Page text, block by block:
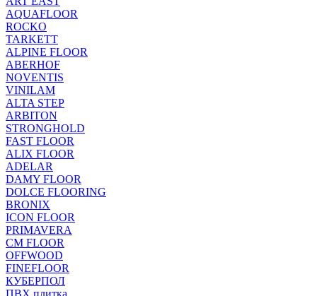
AQUAFLOOR
ROCKO
TARKETT
ALPINE FLOOR
ABERHOF
NOVENTIS
VINILAM
ALTA STEP
ARBITON
STRONGHOLD
FAST FLOOR
ALIX FLOOR
ADELAR
DAMY FLOOR
DOLCE FLOORING
BRONIX
ICON FLOOR
PRIMAVERA
CM FLOOR
OFFWOOD
FINEFLOOR
КУБЕРПОЛ
ПВХ плитка